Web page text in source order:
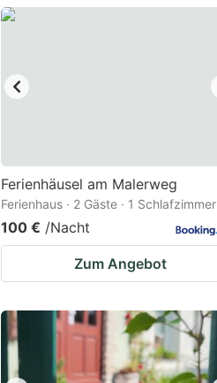
Ferienhäusel am Malerweg
Ferienhaus · 2 Gäste · 1 Schlafzimmer
100 € /Nacht
Zum Angebot